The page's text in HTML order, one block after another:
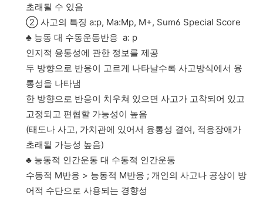
초래될 수 있음
② 사고의 특징 a:p, Ma:Mp, M+, Sum6 Special Score
♣ 능동 대 수동운동반응 a: p
인지적 융통성에 관한 정보를 제공
두 방향으로 반응이 고르게 나타날수록 사고방식에서 융
통성을 나타냄
한 방향으로 반응이 치우쳐 있으면 사고가 고착되어 있고
고정되고 편협할 가능성이 높음
(태도나 사고, 가치관에 있어서 융통성 결여, 적응장애가
초래될 가능성 높음)
♣ 능동적 인간운동 대 수동적 인간운동
수동적 M반응 > 능동적 M반응 ; 개인의 사고나 공상이 방
어적 수단으로 사용되는 경향성